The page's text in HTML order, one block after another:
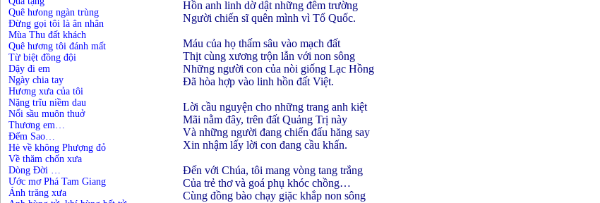
Quê hưong ngàn trùng
Đừng gọi tôi là ân nhân
Mùa Thu đất khách
Quê hương tôi đánh mất
Từ biệt đồng đội
Dậy đi em
Ngày chia tay
Hương xưa của tôi
Nặng trĩu niềm dau
Nổi sầu muôn thuở
Thương em…
Đếm Sao…
Hè về không Phượng đỏ
Về thăm chốn xưa
Dòng Đời …
Ước mơ Phá Tam Giang
Ánh trăng xưa
Hồn anh linh dờ dật những đêm trường
Người chiến sĩ quên mình vì Tổ Quốc.
Máu của họ thấm sâu vào mạch đất
Thịt cùng xương trộn lẫn với non sông
Những người con của nòi giống Lạc Hồng
Đã hòa hợp vào linh hồn đất Việt.
Lời cầu nguyện cho những trang anh kiệt
Mãi nằm đây, trên đất Quảng Trị này
Và những người đang chiến đấu hăng say
Xin nhậm lấy lời con đang cầu khấn.
Đến với Chúa, tôi mang vòng tang trắng
Của trẻ thơ và goá phụ khóc chồng…
Cùng đồng bào chạy giặc khắp non sông